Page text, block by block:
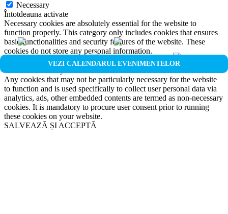
VEZI CALENDARUL EVENIMENTELOR
Necessary
Întotdeauna activate
Necessary cookies are absolutely essential for the website to
function properly. This category only includes cookies that ensures
basic functionalities and security features of the website. These
cookies do not store any personal information.
Non-necessary
Any cookies that may not be particularly necessary for the website
to function and is used specifically to collect user personal data via
analytics, ads, other embedded contents are termed as non-necessary
cookies. It is mandatory to procure user consent prior to running
these cookies on your website.
SALVEAZĂ ȘI ACCEPTĂ